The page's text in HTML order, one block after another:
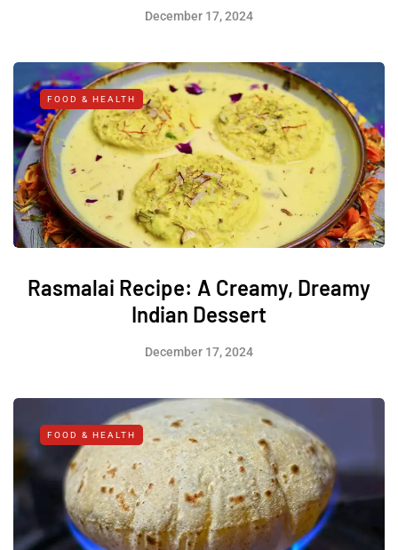
December 17, 2024
FOOD & HEALTH
Rasmalai Recipe: A Creamy, Dreamy
Indian Dessert
December 17, 2024
FOOD & HEALTH